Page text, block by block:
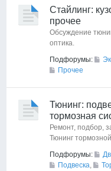
Стайлинг:
прочее
Обсуждение
оптика.
Подфорумы:
Прочее
Тюнинг:
тормозная
Ремонт, подбор,
Тюнинг
Подфорумы:
Подвеска,